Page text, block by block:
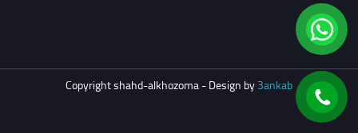
Copyright shahd-alkhozoma - Design by3ankab